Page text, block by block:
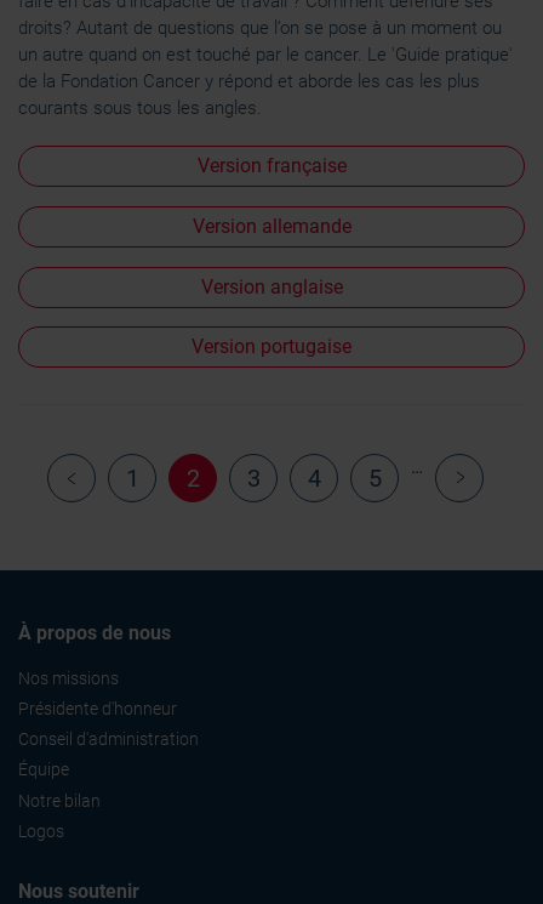
Les cookies nous permettent de personnaliser le contenu
et les annonces, d'offrir des fonctionnalités relatives aux
médias sociaux et d'analyser notre trafic. Nous
partageons également des informations sur l'utilisation de
publicité et d'analyse, qui peuvent combiner celles-ci
avec d'autres informations que vous leur avez fournies
ou qu'ils ont collectées lors de votre utilisation de leurs
services.
droits? Autant de questions que l’on se pose à un moment ou
un autre quand on est touché par le cancer. Le 'Guide pratique'
de la Fondation Cancer y répond et aborde les cas les plus
courants sous tous les angles.
Version française
Version allemande
Version anglaise
Version portugaise
‹ Previous
1 2 3 4 5 …
Next ›
À propos de nous
Nos missions
Présidente d'honneur
Conseil d'administration
Équipe
Notre bilan
Logos
Nous soutenir